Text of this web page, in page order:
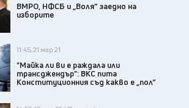
ВМРО, НФСБ и „Воля“ заедно на
изборите
11:45, 21 мар 21
"Майка ли ви е раждала или
трансджендър": ВКС пита
Конституционния съд какво е „пол“